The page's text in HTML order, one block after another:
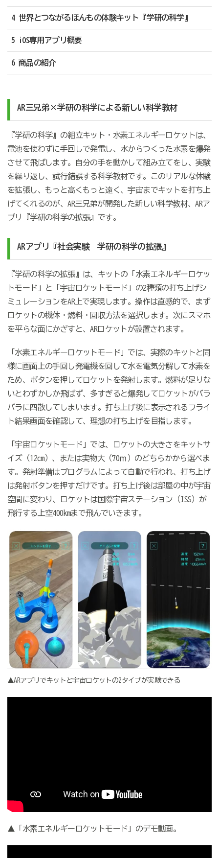
4 世界とつながるほんもの体験キット『学研の科学』
5 iOS専用アプリ概要
6 商品の紹介
AR三兄弟×学研の科学による新しい科学教材
『学研の科学』の組立キット・水素エネルギーロケットは、
電池を使わずに手回しで発電し、水からつくった水素を爆発
させて飛ばします。自分の手を動かして組み立てをし、実験
を繰り返し、試行錯誤する科学教材です。このリアルな体験
を拡張し、もっと高くもっと遠く、宇宙までキットを打ち上
げてくれるのが、AR三兄弟が開発した新しい科学教材、ARア
プリ『学研の科学の拡張』です。
ARアプリ 『社会実験 学研の科学の拡張』
『学研の科学の拡張』は、キットの「水素エネルギーロケッ
トモード」と「宇宙ロケットモード」の2種類の打ち上げシ
ミュレーションをAR上で実現します。操作は直感的で、まず
ロケットの機体・燃料・回収方法を選択します。次にスマホ
を平らな面にかざすと、ARロケットが設置されます。
「水素エネルギーロケットモード」では、実際のキットと同
様に画面上の手回し発電機を回して水を電気分解して水素を
ため、ボタンを押してロケットを発射します。燃料が足りな
いとわずかしか飛ばず、多すぎると爆発してロケットがバラ
バラに四散してしまいます。打ち上げ後に表示されるフライ
ト結果画面を確認して、理想の打ち上げを目指します。
「宇宙ロケットモード」では、ロケットの大きさをキットサ
イズ（12cm）、または実物大（70ｍ）のどちらかから選べま
す。発射準備はプログラムによって自動で行われ、打ち上げ
は発射ボタンを押すだけです。打ち上げ後は部屋の中が宇宙
空間に変わり、ロケットは国際宇宙ステーション（ISS）が
飛行する上空400kmまで飛んでいきます。
▲ARアプリでキットと宇宙ロケットの2タイプが実験できる
▲「水素エネルギーロケットモード」のデモ動画。